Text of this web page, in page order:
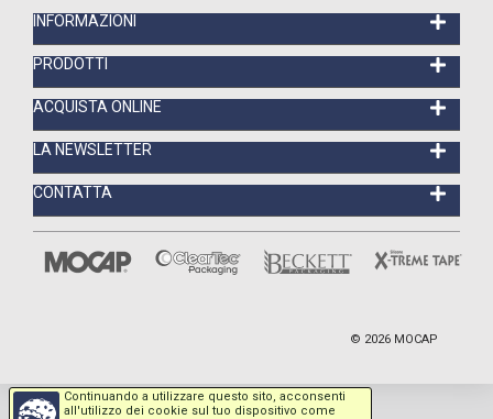
INFORMAZIONI
PRODOTTI
ACQUISTA ONLINE
LA NEWSLETTER
CONTATTA
© 2026 MOCAP
Continuando a utilizzare questo sito, acconsenti
all'utilizzo dei cookie sul tuo dispositivo come